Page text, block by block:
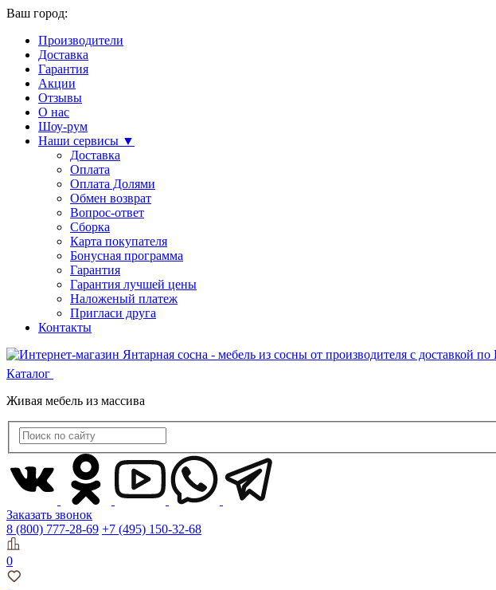
Ваш город:
Производители
Доставка
Гарантия
Акции
Отзывы
О нас
Шоу-рум
Наши сервисы ▼
Доставка
Оплата
Оплата Долями
Обмен возврат
Вопрос-ответ
Сборка
Карта покупателя
Бонусная программа
Гарантия
Гарантия лучшей цены
Наложеный платеж
Пригласи друга
Контакты
Каталог
Живая мебель из массива
Заказать звонок
8 (800) 777-28-69 +7 (495) 150-32-68
0